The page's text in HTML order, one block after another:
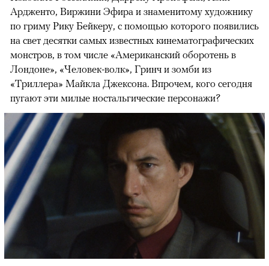
Ардженто, Виржини Эфира и знаменитому художнику
по гриму Рику Бейкеру, с помощью которого появились
на свет десятки самых известных кинематографических
монстров, в том числе «Американский оборотень в
Лондоне», «Человек-волк», Гринч и зомби из
«Триллера» Майкла Джексона. Впрочем, кого сегодня
пугают эти милые ностальгические персонажи?